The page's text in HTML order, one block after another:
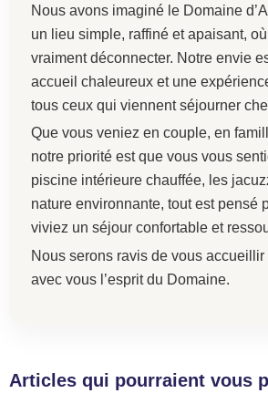
Nous avons imaginé le Domaine
un lieu simple, raffiné et apaisant,
vraiment déconnecter. Notre envie
accueil chaleureux et une
tous ceux qui viennent séjourner
Que vous veniez en couple, en
notre priorité est que vous vous
piscine intérieure chauffée, les
nature environnante, tout est pensé
viviez un séjour confortable et
Nous serons ravis de vous accueillir
avec vous l’esprit du Domaine.
Articles qui pourraient vous